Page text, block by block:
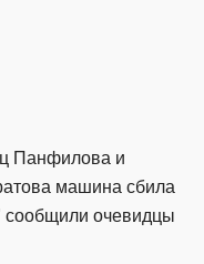
Панфилова и
машина сбила
очевидцы